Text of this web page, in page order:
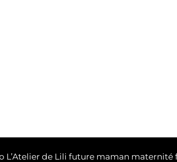
L’Atelier de Lili future maman